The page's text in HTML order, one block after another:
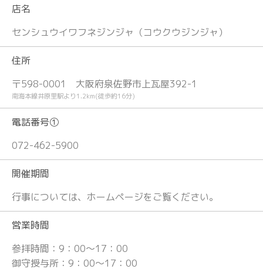
店名
センシュウイワフネジンジャ（コウクウジンジャ）
住所
〒598-0001 大阪府泉佐野市上瓦屋392-1
南海本線井原里駅より1.2km(徒歩約16分)
電話番号①
072-462-5900
開催期間
行事については、ホームページをご覧ください。
営業時間
参拝時間：9：00〜17：00
御守授与所：9：00〜17：00